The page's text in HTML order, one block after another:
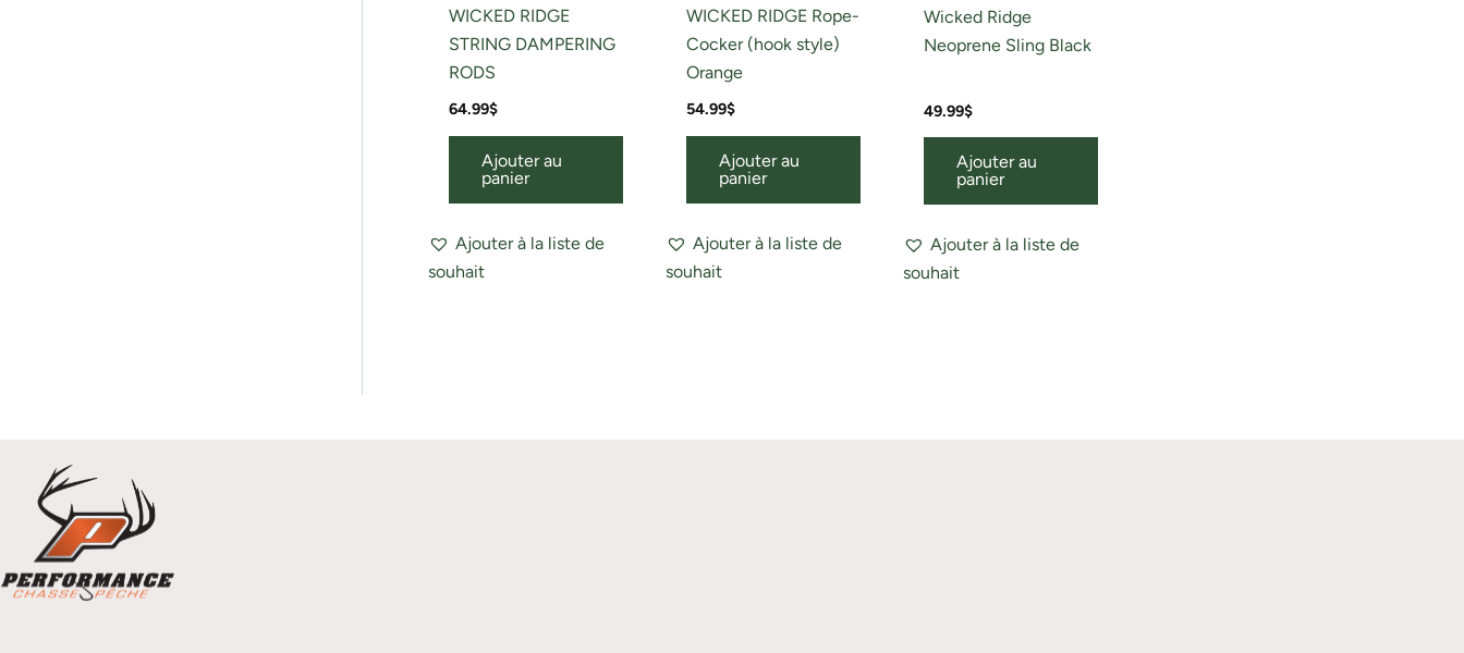
WICKED RIDGE
STRING DAMPERING
RODS
64.99$
Ajouter au
panier
Ajouter à la liste de
souhait
WICKED RIDGE Rope-
Cocker (hook style)
Orange
54.99$
Ajouter au
panier
Ajouter à la liste de
souhait
Wicked Ridge
Neoprene Sling Black
49.99$
Ajouter au
panier
Ajouter à la liste de
souhait